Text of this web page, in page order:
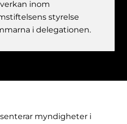
inom
styrelse
i delegationen.
myndigheter i